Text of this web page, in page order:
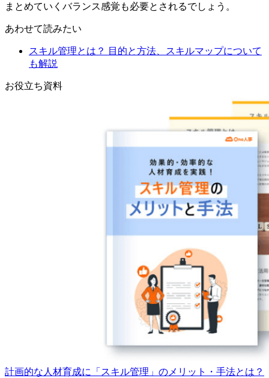
まとめていくバランス感覚も必要とされるでしょう。
あわせて読みたい
スキル管理とは？ 目的と方法、スキルマップについて
も解説
お役立ち資料
計画的な人材育成に「スキル管理」のメリット・手法とは？